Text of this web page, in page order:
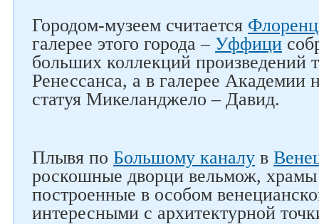
Городом-музеем считается
галерее этого города – Уффици
больших коллекций произведений
Ренессанса, а в галерее Академии
статуя Микеланджело – Давид.
Плывя по Большому каналу в
роскошные дворци вельмож,
построенные в особом
интересными с архитектурной